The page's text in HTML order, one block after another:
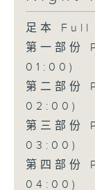
足本
第一部
01:00)
第二部
02:00)
第三部
03:00)
第四部
04:00)